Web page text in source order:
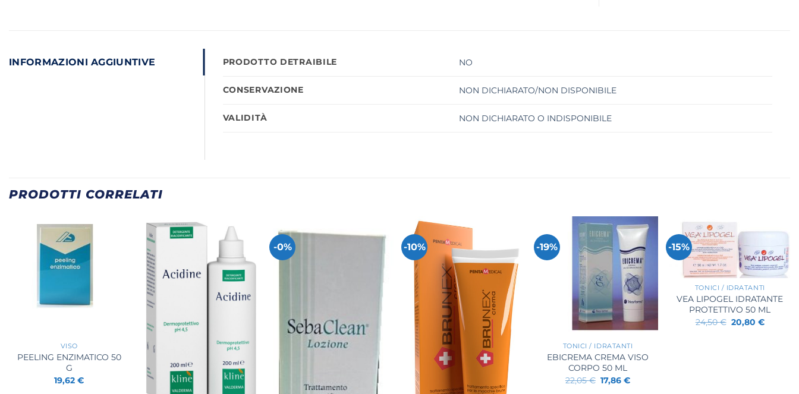
INFORMAZIONI AGGIUNTIVE PRODOTTO DETRAIBILE NO
CONSERVAZIONE NON DICHIARATO/NON DISPONIBILE
VALIDITÀ NON DICHIARATO O INDISPONIBILE
PRODOTTI CORRELATI
VISO
PEELING ENZIMATICO 50
G
19,62€
-0% -10% -19%
TONICI / IDRATANTI
EBICREMA CREMA VISO
CORPO 50 ML
22,05€ Il
prezzo
17,86€Il
-15%
TONICI / IDRATANTI
VEA LIPOGEL IDRATANTE
PROTETTIVO 50 ML
24,50€ Il
prezzo
20,80 €Il